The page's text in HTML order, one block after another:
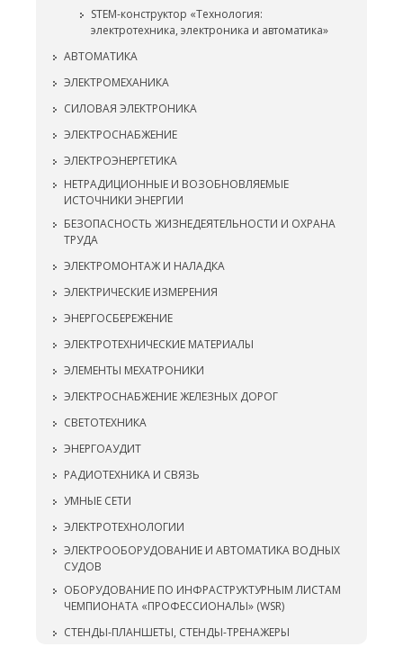
STEM-конструктор «Технология:
электротехника, электроника и автоматика»
АВТОМАТИКА
ЭЛЕКТРОМЕХАНИКА
СИЛОВАЯ ЭЛЕКТРОНИКА
ЭЛЕКТРОСНАБЖЕНИЕ
ЭЛЕКТРОЭНЕРГЕТИКА
НЕТРАДИЦИОННЫЕ И ВОЗОБНОВЛЯЕМЫЕ
ИСТОЧНИКИ ЭНЕРГИИ
БЕЗОПАСНОСТЬ ЖИЗНЕДЕЯТЕЛЬНОСТИ И ОХРАНА
ТРУДА
ЭЛЕКТРОМОНТАЖ И НАЛАДКА
ЭЛЕКТРИЧЕСКИЕ ИЗМЕРЕНИЯ
ЭНЕРГОСБЕРЕЖЕНИЕ
ЭЛЕКТРОТЕХНИЧЕСКИЕ МАТЕРИАЛЫ
ЭЛЕМЕНТЫ МЕХАТРОНИКИ
ЭЛЕКТРОСНАБЖЕНИЕ ЖЕЛЕЗНЫХ ДОРОГ
СВЕТОТЕХНИКА
ЭНЕРГОАУДИТ
РАДИОТЕХНИКА И СВЯЗЬ
УМНЫЕ СЕТИ
ЭЛЕКТРОТЕХНОЛОГИИ
ЭЛЕКТРООБОРУДОВАНИЕ И АВТОМАТИКА ВОДНЫХ
СУДОВ
ОБОРУДОВАНИЕ ПО ИНФРАСТРУКТУРНЫМ ЛИСТАМ
ЧЕМПИОНАТА «ПРОФЕССИОНАЛЫ» (WSR)
СТЕНДЫ-ПЛАНШЕТЫ, СТЕНДЫ-ТРЕНАЖЕРЫ